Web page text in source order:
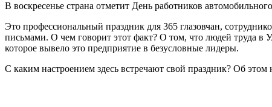
В воскресенье страна отметит День работников
Это профессиональный праздник для 365 глазовчан,
письмами. О чем говорит этот факт? О том, что людей труда в
которое вывело это предприятие в безусловные лидеры.
С каким настроением здесь встречают свой праздник? Об этом